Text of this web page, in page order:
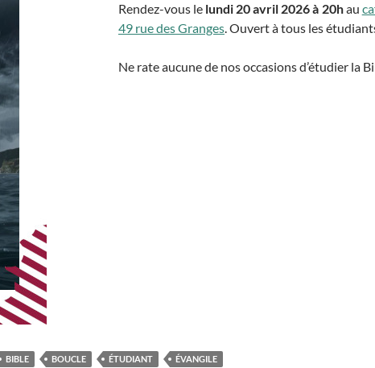
Rendez-vous le lundi 20 avril 2026 à 20hau
49 rue des Granges. Ouvert à tous les
Ne rate aucune de nos occasions d’étudier la
BIBLE BOUCLE ÉTUDIANT
ÉVANGILE